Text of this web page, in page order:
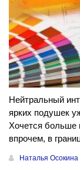
Нейтральный
ярких подушек
Хочется больше
впрочем, в
Наталья Осокина